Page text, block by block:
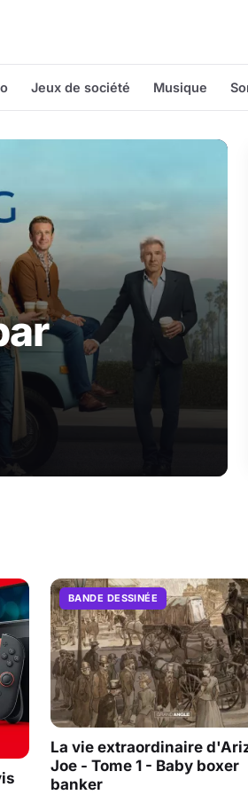
Jeux de société Musique
BANDE DESSINÉE
La vie extraordinaire
Joe - Tome 1 - Baby boxer
banker